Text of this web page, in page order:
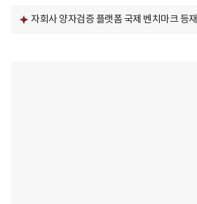
자회사 양자검증 플랫폼 국제 벤치마크 등재